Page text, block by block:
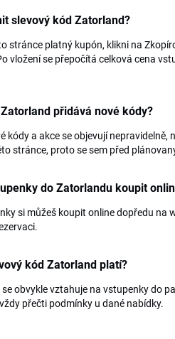
slevový kód Zatorland?
stránce platný kupón, klikni na
vložení se přepočítá celková cena
přidává nové kódy?
kódy a akce se objevují
stránce, proto se sem před
do Zatorlandu koupit
si můžeš koupit online dopředu
kód Zatorland platí?
se obvykle vztahuje na vstupenky do
přečti podmínky u dané nabídky.